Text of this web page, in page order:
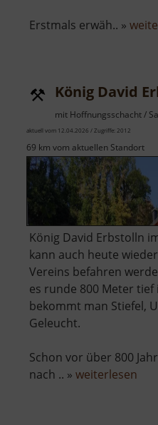
Erstmals erwäh.. »
König David
mit Hoffnungsschacht /
aktuell vom 12.04.2026 / Zugriffe: 2012
69 km vom aktuellen Standort
König David Erbstolln
kann auch heute
Vereins befahren
es runde 800 Meter tief
bekommt man Stiefel,
Geleucht.
Schon vor über 800
nach .. » weiterlesen